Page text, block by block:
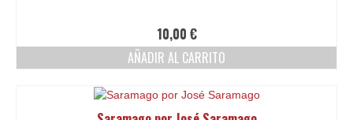
producto
10,00 €
AÑADIR AL CARRITO